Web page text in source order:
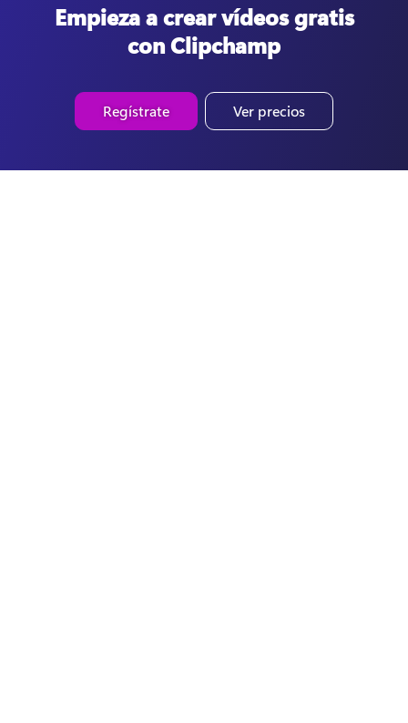
Empieza a crear vídeos gratis
con Clipchamp
Regístrate Ver precios